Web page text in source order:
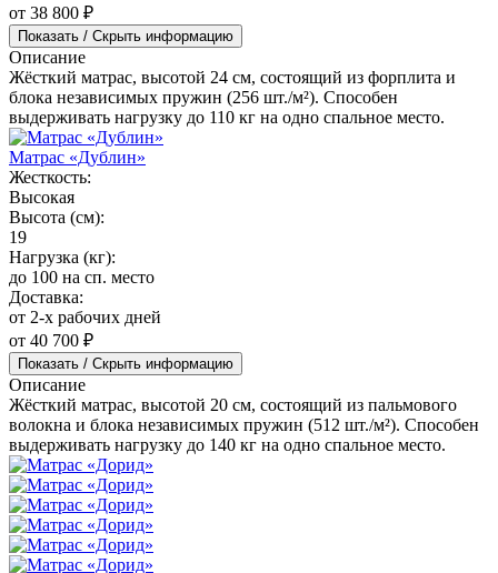
от 38 800 ₽
Показать / Скрыть информацию
Описание
Жёсткий матрас, высотой 24 см, состоящий из форплита и
блока независимых пружин (256 шт./м²). Способен
выдерживать нагрузку до 110 кг на одно спальное место.
Матрас «Дублин»
Жесткость:
Высокая
Высота (см):
19
Нагрузка (кг):
до 100 на сп. место
Доставка:
от 2-х рабочих дней
от 40 700 ₽
Показать / Скрыть информацию
Описание
Жёсткий матрас, высотой 20 см, состоящий из пальмового
волокна и блока независимых пружин (512 шт./м²). Способен
выдерживать нагрузку до 140 кг на одно спальное место.